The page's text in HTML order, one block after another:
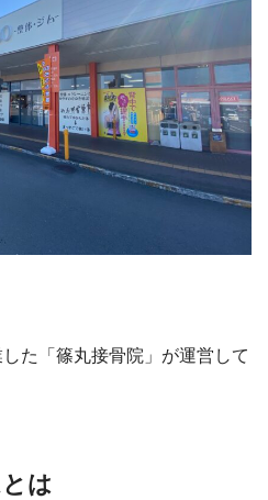
た「篠丸接骨院」が運営して
は